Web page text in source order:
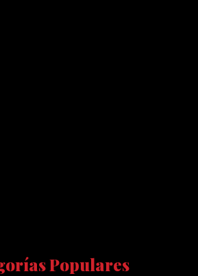
Populares